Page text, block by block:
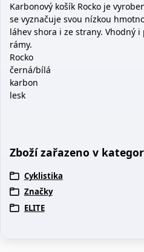
Karbonový košík Rocko je
se vyznačuje svou nízkou
láhev shora i ze strany. Vhodný
rámy.
Rocko
černá/bílá
karbon
lesk
Zboží zařazeno v
Cyklistika
Značky
ELITE